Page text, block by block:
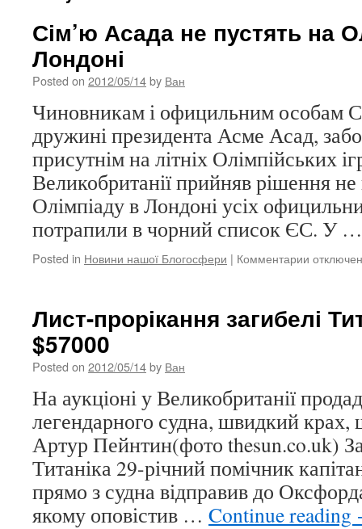
Сім’ю Асада не пустять на
Лондоні
Posted on 2012/05/14by Ван
Чиновникам і официльним особам
дружині президента Асме Асад,
присутнім на літніх Олімпійських
Великобританії прийняв рішення
Олімпіаду в Лондоні усіх
потрапили в чорний список ЄС. У
Posted in Новини нашої Блогосфери | Комментарии к
не
Лондоні
Лист-прорікання загибелі
$57000
Posted on 2012/05/14by Ван
На аукціоні у Великобританії
легендарного судна, швидкий крах,
Артур Пейнтин(фото thesun.co.uk)
Титаніка 29-річний помічник
прямо з судна відправив до
якому оповістив … Continue reading